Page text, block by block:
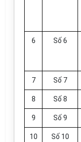
6 Số 6
7 Số 7
8 Số 8
9 Số 9
10 Số 10